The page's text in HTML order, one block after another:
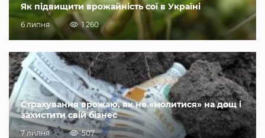
Як підвищити врожайність сої в Україні
6 липня 1 260
Страхування врожаю, як не «молитися» на дощ і
захистити свій бізнес
7 липня 507